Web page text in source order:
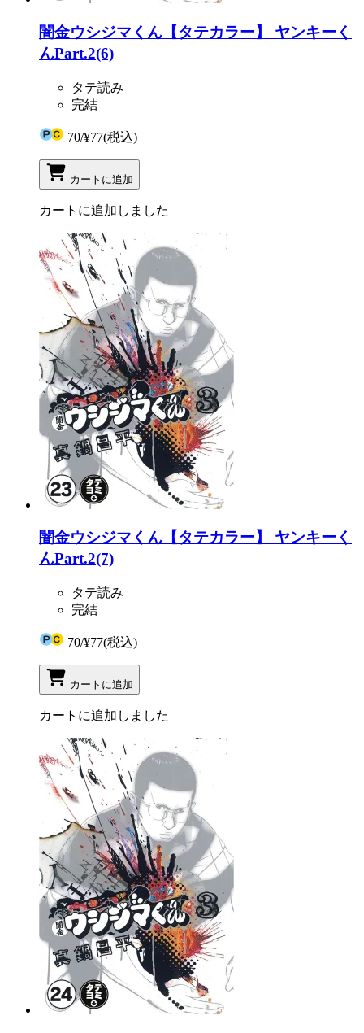
闇金ウシジマくん【タテカラー】 ヤンキーく
んPart.2(6)
タテ読み
完結
70/¥77(税込)
カートに追加
カートに追加しました
闇金ウシジマくん【タテカラー】 ヤンキーく
んPart.2(7)
タテ読み
完結
70/¥77(税込)
カートに追加
カートに追加しました